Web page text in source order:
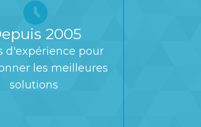
2005
d'expérience pour
les meilleures
solutions